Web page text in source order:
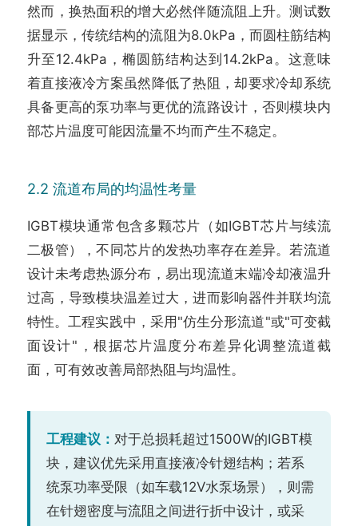
然而，换热面积的增大必然伴随流阻上升。测试数
据显示，传统结构的流阻为8.0kPa，而圆柱筋结构
升至12.4kPa，椭圆筋结构达到14.2kPa。这意味
着直接液冷方案虽然降低了热阻，却要求冷却系统
具备更高的泵功率与更优的流路设计，否则模块内
部芯片温度可能因流量不均而产生不稳定。
2.2 流道布局的均温性考量
IGBT模块通常包含多颗芯片（如IGBT芯片与续流
二极管），不同芯片的发热功率存在差异。若流道
设计未考虑热源分布，易出现流道末端冷却液温升
过高，导致模块温差过大，进而影响器件并联均流
特性。工程实践中，采用"仿生分形流道"或"可变截
面设计"，根据芯片温度分布差异化调整流道截
面，可有效改善局部热阻与均温性。
工程建议： 对于总损耗超过1500W的IGBT模
块，建议优先采用直接液冷针翅结构；若系
统泵功率受限（如车载12V水泵场景），则需
在针翅密度与流阻之间进行折中设计，或采